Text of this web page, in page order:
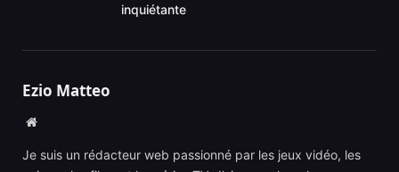
inquiétante
Ezio Matteo
Website
Je suis un rédacteur web passionné par les jeux vidéo, les